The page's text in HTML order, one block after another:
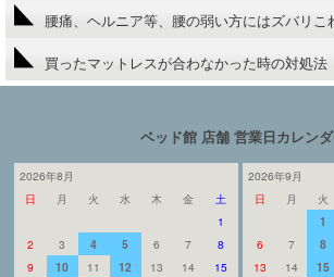
腰痛、ヘルニア等、腰の弱い方にはズバリこ
買ったマットレスが合わなかった時の対処法
ベッド館 店舗 営業日カレン
2026年8月
日
月 火 水 木 金
土
1
2
3 4 5 6 7
8
9
10 11 12 13 14
15
2026年9月
日
月 火
1
6
7 8
13
14 15